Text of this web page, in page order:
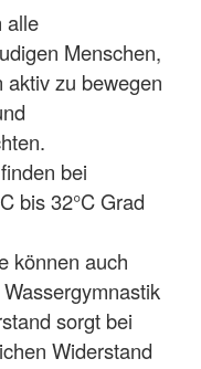
alle
Menschen,
zu bewegen
bei
bis 32°C Grad
können auch
sorgt bei
Widerstand